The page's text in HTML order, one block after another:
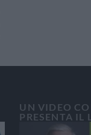
UN VIDEO
PRESENTA IL